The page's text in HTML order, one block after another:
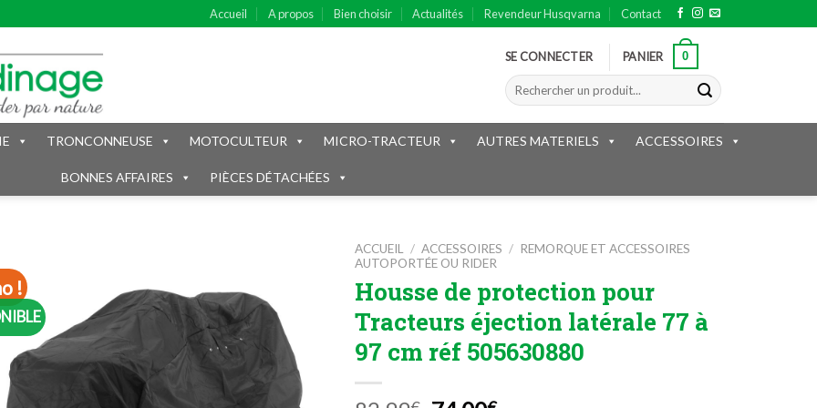
Accueil A propos Bien choisir Actualités Revendeur Husqvarna Contact
SE CONNECTER PANIER
0
Recherche
pour :
TRONCONNEUSE MOTOCULTEUR MICRO-TRACTEUR AUTRES MATERIELS ACCESSOIRES
BONNES AFFAIRES PIÈCES DÉTACHÉES
!
ACCUEIL / ACCESSOIRES / REMORQUE ET ACCESSOIRES
AUTOPORTÉE OU RIDER
Housse de protection pour
Tracteurs éjection latérale 77 à
97 cm réf 505630880